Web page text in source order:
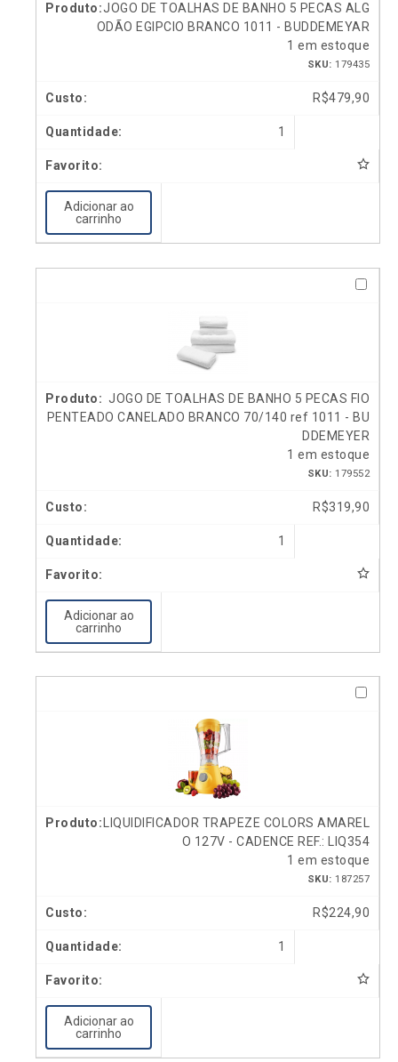
JOGO DE TOALHAS DE BANHO 5 PECAS ALG
ODÃO EGIPCIO BRANCO 1011 - BUDDEMEYAR
1 em estoque
SKU: 179435
R$479,90
1
Adicionar ao
carrinho
JOGO DE TOALHAS DE BANHO 5 PECAS FIO
PENTEADO CANELADO BRANCO 70/140 ref 1011 - BU
DDEMEYER
1 em estoque
SKU: 179552
R$319,90
1
Adicionar ao
carrinho
LIQUIDIFICADOR TRAPEZE COLORS AMAREL
O 127V - CADENCE REF.: LIQ354
1 em estoque
SKU: 187257
R$224,90
1
Adicionar ao
carrinho